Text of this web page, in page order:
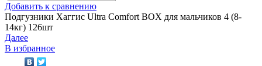
Добавить к сравнению
Подгузники Хаггис Ultra Comfort BOX для мальчиков 4 (8-
14кг) 126шт
Далее
В избранное